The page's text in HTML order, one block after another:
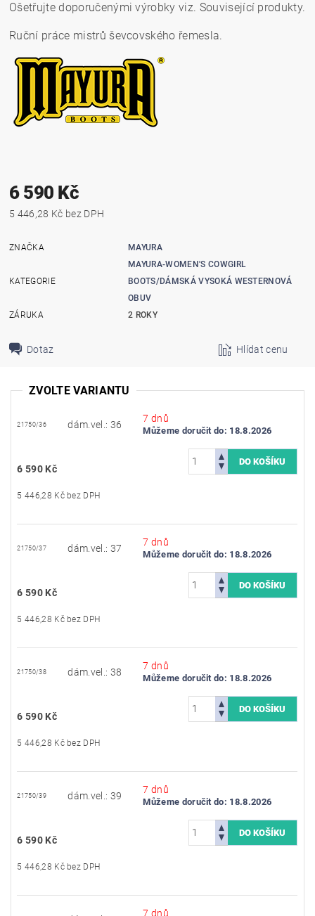
Ošetřujte doporučenými výrobky viz. Související produkty.
Ruční práce mistrů ševcovského řemesla.
6 590 Kč
5 446,28 Kč bez DPH
ZNAČKA MAYURA
KATEGORIE
MAYURA-WOMEN'S COWGIRL
BOOTS/DÁMSKÁ VYSOKÁ WESTERNOVÁ
OBUV
ZÁRUKA
2 ROKY
Dotaz Hlídat cenu
ZVOLTE VARIANTU
21750/36 dám.vel.: 36
7 dnů
Můžeme doručit do: 18.8.2026
6 590 Kč
5 446,28 Kč bez DPH
21750/37 dám.vel.: 37
7 dnů
Můžeme doručit do: 18.8.2026
6 590 Kč
5 446,28 Kč bez DPH
21750/38 dám.vel.: 38
7 dnů
Můžeme doručit do: 18.8.2026
6 590 Kč
5 446,28 Kč bez DPH
21750/39 dám.vel.: 39
7 dnů
Můžeme doručit do: 18.8.2026
6 590 Kč
5 446,28 Kč bez DPH
7 dnů